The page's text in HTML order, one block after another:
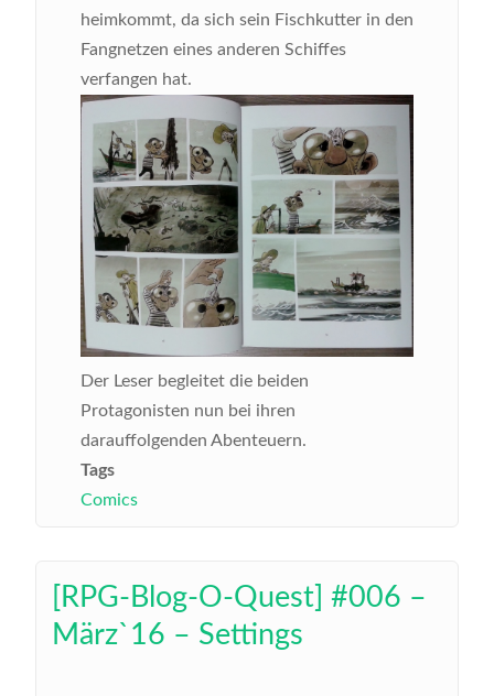
heimkommt, da sich sein Fischkutter in den
Fangnetzen eines anderen Schiffes
verfangen hat.
Der Leser begleitet die beiden
Protagonisten nun bei ihren
darauffolgenden Abenteuern.
Tags
Comics
[RPG-Blog-O-Quest] #006 –
März`16 – Settings